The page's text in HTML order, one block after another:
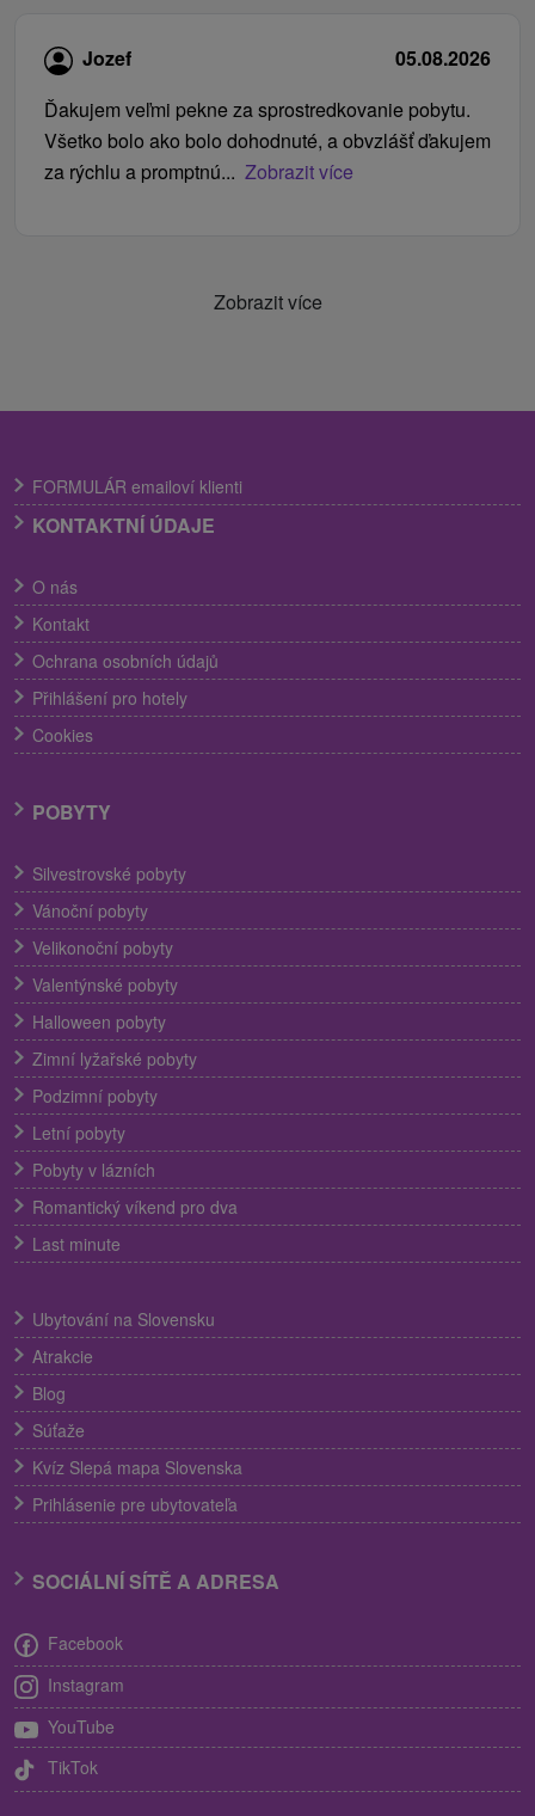
Jozef
05.08.2026
Ďakujem veľmi pekne za sprostredkovanie pobytu.
Všetko bolo ako bolo dohodnuté, a obvzlášť ďakujem
za rýchlu a promptnú... Zobrazit více
Zobrazit více
FORMULÁR emailoví klienti
KONTAKTNÍ ÚDAJE
O nás
Kontakt
Ochrana osobních údajů
Přihlášení pro hotely
Cookies
POBYTY
Silvestrovské pobyty
Vánoční pobyty
Velikonoční pobyty
Valentýnské pobyty
Halloween pobyty
Zimní lyžařské pobyty
Podzimní pobyty
Letní pobyty
Pobyty v lázních
Romantický víkend pro dva
Last minute
Ubytování na Slovensku
Atrakcie
Blog
Súťaže
Kvíz Slepá mapa Slovenska
Prihlásenie pre ubytovateľa
SOCIÁLNÍ SÍTĚ A ADRESA
Facebook
Instagram
YouTube
TikTok